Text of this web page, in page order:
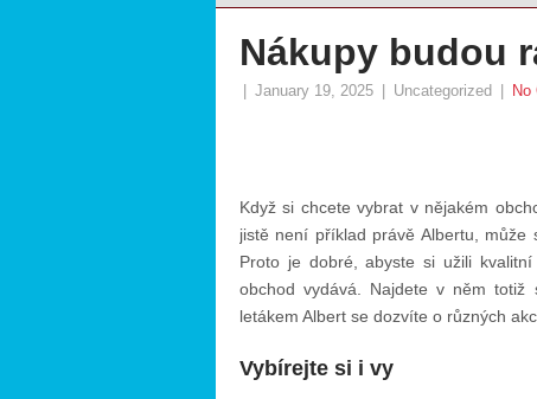
Nákupy budou
January 19, 2025 Uncategorized No
Když si chcete vybrat v nějakém
jistě není příklad právě Albertu, může
Proto je dobré, abyste si užili
obchod vydává. Najdete v něm
letákem Albert se dozvíte o různých
Vybírejte si i vy